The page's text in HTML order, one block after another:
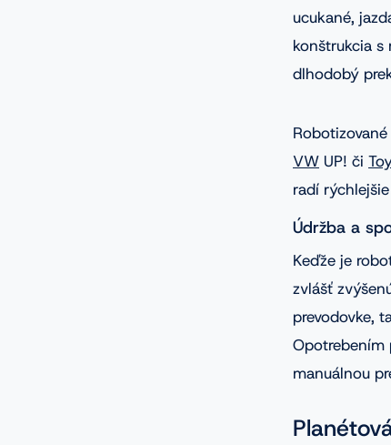
ucukané,
konštrukcia s
dlhodobý
VW UP! či
radí
Údržba a
Keďže je
zvlášť
prevodovke,
Opotrebením
manuálnou